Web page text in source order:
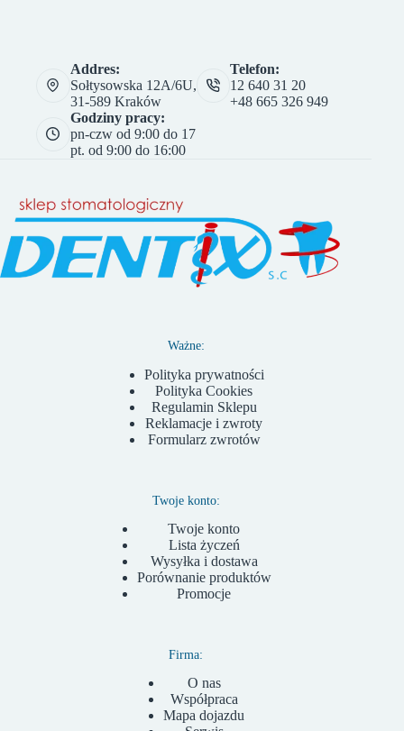
Addres:
Sołtysowska 12A/6U,
31-589 Kraków
Telefon:
12 640 31 20
+48 665 326 949
Godziny pracy:
pn-czw od 9:00 do 17
pt. od 9:00 do 16:00
Ważne:
Polityka prywatności
Polityka Cookies
Regulamin Sklepu
Reklamacje i zwroty
Formularz zwrotów
Twoje konto:
Twoje konto
Lista życzeń
Wysyłka i dostawa
Porównanie produktów
Promocje
Firma:
O nas
Współpraca
Mapa dojazdu